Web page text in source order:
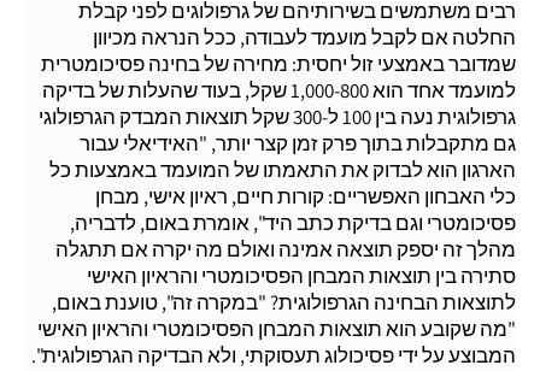
רבים משתמשים בשירותיהם של גרפולוגים לפני קבלת
החלטה אם לקבל מועמד לעבודה, ככל הנראה מכיוון
שמדובר באמצעי זול יחסית: מחירה של בחינה פסיכומטרית
למועמד אחד הוא 1,000-800 שקל, בעוד שהעלות של בדיקה
גרפולוגית נעה בין 100 ל-300 שקל תוצאות המבדק הגרפולוגי
גם מתקבלות בתוך פרק זמן קצר יותר, "האידיאלי עבור
הארגון הוא לבדוק את התאמתו של המועמד באמצעות כל
כלי האבחון האפשריים: קורות חיים, ראיון אישי, מבחן
פסיכומטרי וגם בדיקת כתב היד", אומרת באום, לדבריה,
מהלך זה יספק תוצאה אמינה ואולם מה יקרה אם תתגלה
סתירה בין תוצאות המבחן הפסיכומטרי והראיון האישי
לתוצאות הבחינה הגרפולוגית? "במקרה זה", טוענת באום,
"מה שקובע הוא תוצאות המבחן הפסיכומטרי והראיון האישי
המבוצע על ידי פסיכולוג תעסוקתי, ולא הבדיקה הגרפולוגית".